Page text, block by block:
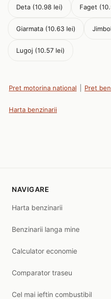
Deta (10.98 lei) Faget
Giarmata (10.63 lei)
Lugoj (10.57 lei)
Pret motorina national Pret
Harta benzinarii
NAVIGARE
Harta benzinarii
Benzinarii langa mine
Calculator economie
Comparator traseu
Cel mai ieftin combustibil